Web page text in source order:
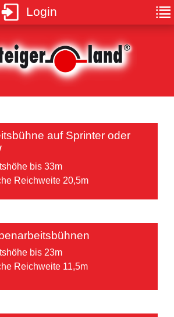
Login
auf Sprinter oder
bis 33m
Reichweite 20,5m
bis 23m
Reichweite 11,5m